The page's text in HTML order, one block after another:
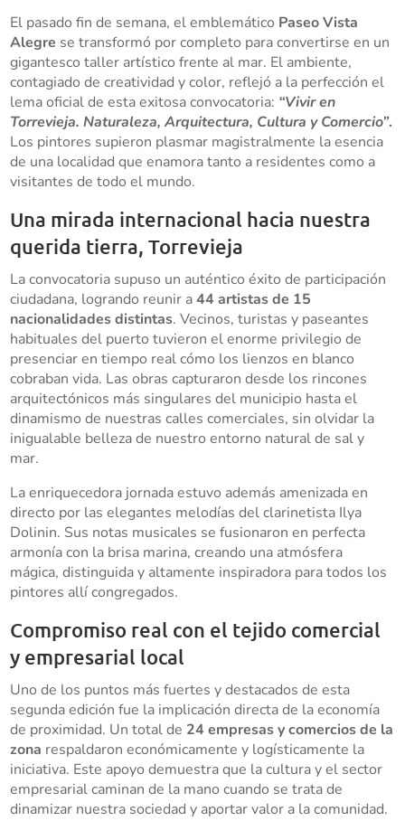
El pasado fin de semana, el emblemático Paseo Vista
Alegre se transformó por completo para convertirse en un
gigantesco taller artístico frente al mar. El ambiente,
contagiado de creatividad y color, reflejó a la perfección el
lema oficial de esta exitosa convocatoria: “Vivir en
Torrevieja. Naturaleza, Arquitectura, Cultura y Comercio”.
Los pintores supieron plasmar magistralmente la esencia
de una localidad que enamora tanto a residentes como a
visitantes de todo el mundo.
Una mirada internacional hacia nuestra
querida tierra, Torrevieja
La convocatoria supuso un auténtico éxito de participación
ciudadana, logrando reunir a44 artistas de 15
nacionalidades distintas. Vecinos, turistas y paseantes
habituales del puerto tuvieron el enorme privilegio de
presenciar en tiempo real cómo los lienzos en blanco
cobraban vida. Las obras capturaron desde los rincones
arquitectónicos más singulares del municipio hasta el
dinamismo de nuestras calles comerciales, sin olvidar la
inigualable belleza de nuestro entorno natural de sal y
mar.
La enriquecedora jornada estuvo además amenizada en
directo por las elegantes melodías del clarinetista Ilya
Dolinin. Sus notas musicales se fusionaron en perfecta
armonía con la brisa marina, creando una atmósfera
mágica, distinguida y altamente inspiradora para todos los
pintores allí congregados.
Compromiso real con el tejido comercial
y empresarial local
Uno de los puntos más fuertes y destacados de esta
segunda edición fue la implicación directa de la economía
de proximidad. Un total de 24 empresas y comercios de la
zona respaldaron económicamente y logísticamente la
iniciativa. Este apoyo demuestra que la cultura y el sector
empresarial caminan de la mano cuando se trata de
dinamizar nuestra sociedad y aportar valor a la comunidad.